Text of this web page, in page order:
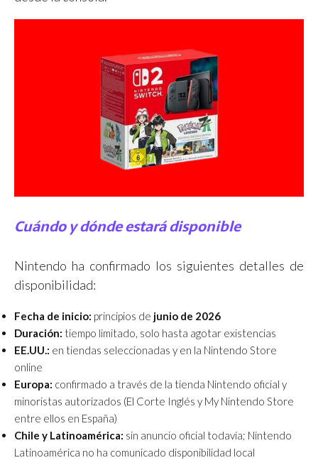
Cuándo y dónde estará disponible
Nintendo ha confirmado los siguientes detalles de
disponibilidad:
Fecha de inicio: principios de junio de 2026
Duración: tiempo limitado, solo hasta agotar existencias
EE.UU.: en tiendas seleccionadas y en la Nintendo Store
online
Europa: confirmado a través de la tienda Nintendo oficial y
minoristas autorizados (El Corte Inglés y My Nintendo Store
entre ellos en España)
Chile y Latinoamérica: sin anuncio oficial todavía; Nintendo
Latinoamérica no ha comunicado disponibilidad local